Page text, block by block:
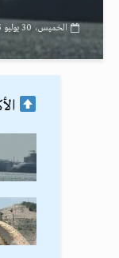
الخميس، 30 يوليو 2026، 3:22 ص